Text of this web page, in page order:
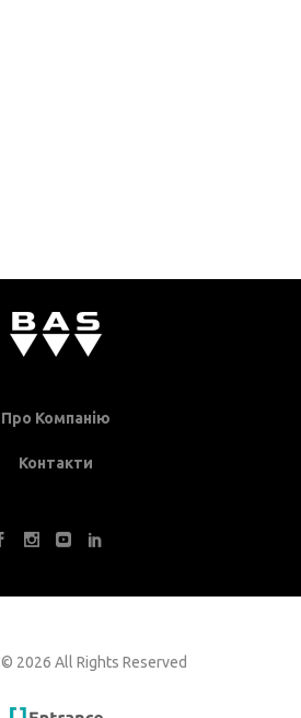
Про Компанію
Контакти
© 2026 All Rights Reserved